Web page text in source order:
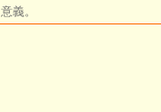
意義。